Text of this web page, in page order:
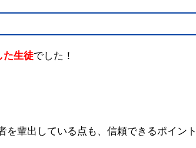
た生徒でした！
を輩出している点も、信頼できるポイン